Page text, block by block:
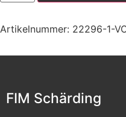
Artikelnummer: 22296-1-
FIM Schärding